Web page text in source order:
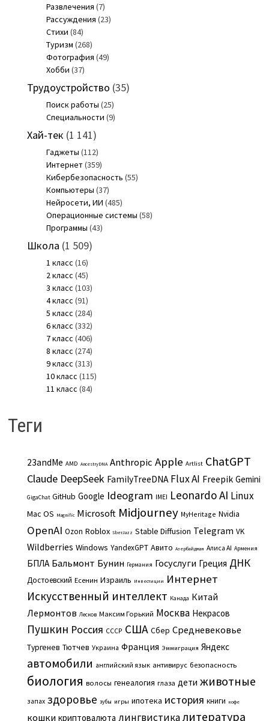
Развлечения (7)
Рассуждения (23)
Стихи (84)
Туризм (268)
Фотография (49)
Хобби (37)
Трудоустройство (35)
Поиск работы (25)
Специальности (9)
Хай-тек (1 141)
Гаджеты (112)
Интернет(359)
Кибербезопасность (55)
Компьютеры (37)
Нейросети, ИИ (485)
Операционные системы (58)
Программы (43)
Школа (1 509)
1 класс (16)
2 класс (45)
3 класс (103)
4 класс (91)
5 класс (284)
6 класс (332)
7 класс (406)
8 класс (274)
9 класс (313)
10 класс (115)
11 класс (84)
Теги
23andMe AMD AncestryDNA Anthropic Apple Artlist ChatGPT
Claude DeepSeek FamilyTreeDNA Flux AI Freepik Gemini
GigaChat GitHub Google Ideogram IMEI Leonardo AI Linux
Mac OS Magnific Microsoft Midjourney MyHeritage Nvidia
OpenAI Ozon Roblox SberJazz Stable Diffusion Telegram VK
Wildberries Windows YandexGPT Авито Азербайджан Алиса AI Армения
БПЛА Бальмонт Бунин Германия Госуслуги Греция ДНК
Достоевский Есенин Израиль Инвестиции Интернет
Искусственный интеллект Канада Китай
Лермонтов Лесков Максим Горький Москва Некрасов
Пушкин Россия СССР США Сбер Средневековье
Тургенев Тютчев Украина Франция Эммиграция Яндекс
автомобили английский язык антивирус безопасность
биология волосы генеалогия глаза дети животные
запах здоровье зубы игры ипотека история книги кофе
кошки криптовалюта лингвистикалитература